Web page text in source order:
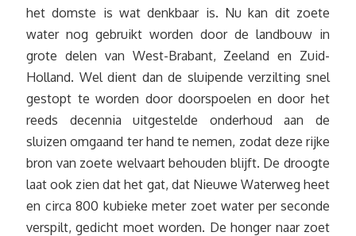
het domste is wat denkbaar is. Nu kan dit zoete
water nog gebruikt worden door de landbouw in
grote delen van West-Brabant, Zeeland en Zuid-
Holland. Wel dient dan de sluipende verzilting snel
gestopt te worden door doorspoelen en door het
reeds decennia uitgestelde onderhoud aan de
sluizen omgaand ter hand te nemen, zodat deze rijke
bron van zoete welvaart behouden blijft. De droogte
laat ook zien dat het gat, dat Nieuwe Waterweg heet
en circa 800 kubieke meter zoet water per seconde
verspilt, gedicht moet worden. De honger naar zoet